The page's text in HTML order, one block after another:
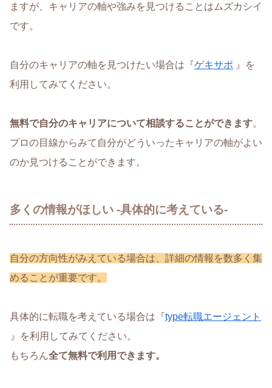
ますが、キャリアの軸や強みを見つけることはムズカシイ
です。
自分のキャリアの軸を見つけたい場合は『ゲキサポ 』を
利用してみてください。
無料で自分のキャリアについて相談することができます。
プロの目線からみて自分がどういったキャリアの軸がよい
のか見つけることができます。
多くの情報がほしい -具体的に考えている-
自分の方向性がみえている場合は、詳細の情報を数多く集
めることが重要です。
具体的に転職を考えている場合は『type転職エージェント
』を利用してみてください。
もちろん全て無料で利用できます。